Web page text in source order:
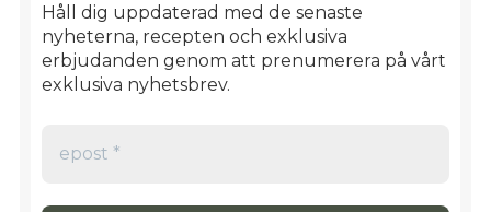
Håll dig uppdaterad med de senaste
nyheterna, recepten och exklusiva
erbjudanden genom att prenumerera på vårt
exklusiva nyhetsbrev.